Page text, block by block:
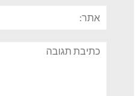
תגובה